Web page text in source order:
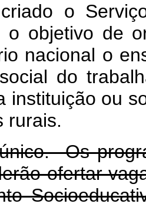
o
o objetivo de
nacional o
do
instituição ou
rurais.
Os
ofertar